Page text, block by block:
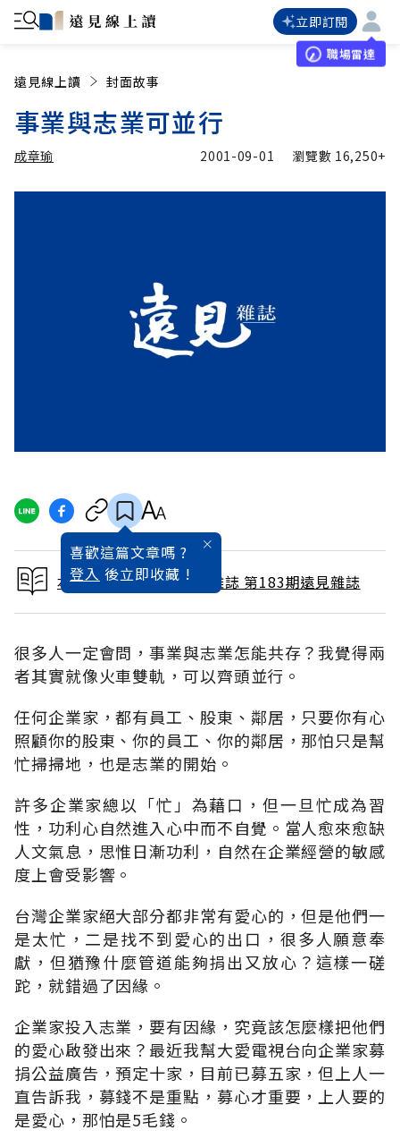
立即訂閱
職場雷達
遠見線上讀 封面故事
事業與志業可並行
成章瑜 2001-09-01 瀏覽數 16,250+
喜歡這篇文章嗎 ?
登入 後立即收藏 !
本文出自 2001 / 9月號雜誌 第183期遠見雜誌
很多人一定會問，事業與志業怎能共存？我覺得兩
者其實就像火車雙軌，可以齊頭並行。
任何企業家，都有員工、股東、鄰居，只要你有心
照顧你的股東、你的員工、你的鄰居，那怕只是幫
忙掃掃地，也是志業的開始。
許多企業家總以「忙」為藉口，但一旦忙成為習
性，功利心自然進入心中而不自覺。當人愈來愈缺
人文氣息，思惟日漸功利，自然在企業經營的敏感
度上會受影響。
台灣企業家絕大部分都非常有愛心的，但是他們一
是太忙，二是找不到愛心的出口，很多人願意奉
獻，但猶豫什麼管道能夠捐出又放心？這樣一磋
跎，就錯過了因緣。
企業家投入志業，要有因緣，究竟該怎麼樣把他們
的愛心啟發出來？最近我幫大愛電視台向企業家募
捐公益廣告，預定十家，目前已募五家，但上人一
直告訴我，募錢不是重點，募心才重要，上人要的
是愛心，那怕是5毛錢。